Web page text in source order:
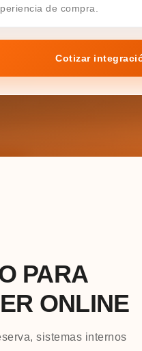
de compra.
Cotizar
PARA
ONLINE
sistemas internos